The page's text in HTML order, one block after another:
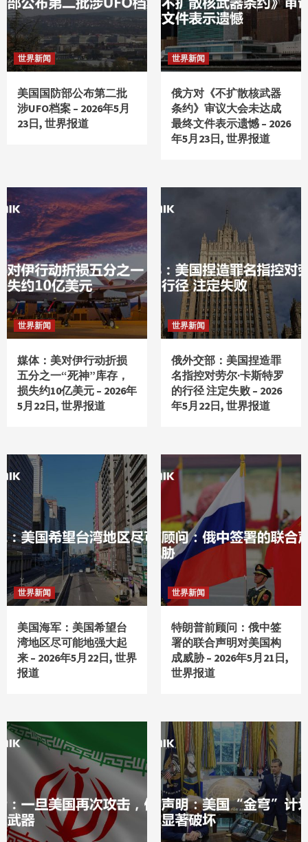
世界新闻
美国国防部公布第二批
涉UFO档案 – 2026年5月
23日, 世界报道
世界新闻
俄方对《不扩散核武器
条约》审议大会未达成
最终文件表示遗憾 – 2026
年5月23日, 世界报道
世界新闻
媒体：美对伊行动折损
五分之一“死神”库存，
损失约10亿美元 – 2026年
5月22日, 世界报道
世界新闻
俄外交部：美国捏造罪
名指控对劳尔·卡斯特罗
的行径 注定失败 – 2026
年5月22日, 世界报道
世界新闻
美国海军：美国希望台
湾地区尽可能地强大起
来 – 2026年5月22日, 世界
报道
世界新闻
特朗普前顾问：俄中签
署的联合声明对美国构
成威胁 – 2026年5月21日,
世界报道